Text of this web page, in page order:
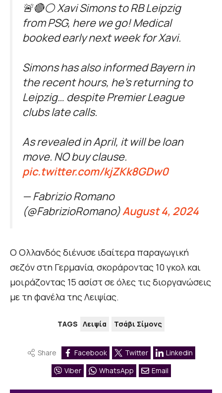
🚨🔴⚪️ Xavi Simons to RB Leipzig
from PSG, here we go! Medical
booked early next week for Xavi.
Simons has also informed Bayern in
the recent hours, he’s returning to
Leipzig… despite Premier League
clubs late calls.
As revealed in April, it will be loan
move. NO buy clause.
pic.twitter.com/kjZKk8GDw0
— Fabrizio Romano
(@FabrizioRomano)August 4, 2024
Ο Ολλανδός διένυσε ιδαίτερα παραγωγική
σεζόν στη Γερμανία, σκοράροντας 10 γκολ και
μοιράζοντας 15 ασίστ σε όλες τις διοργανώσεις
με τη φανέλα της Λειψίας.
TAGS Λειψία Τσάβι Σίμονς
Share Facebook Twitter
Linkedin
Viber
WhatsApp Email